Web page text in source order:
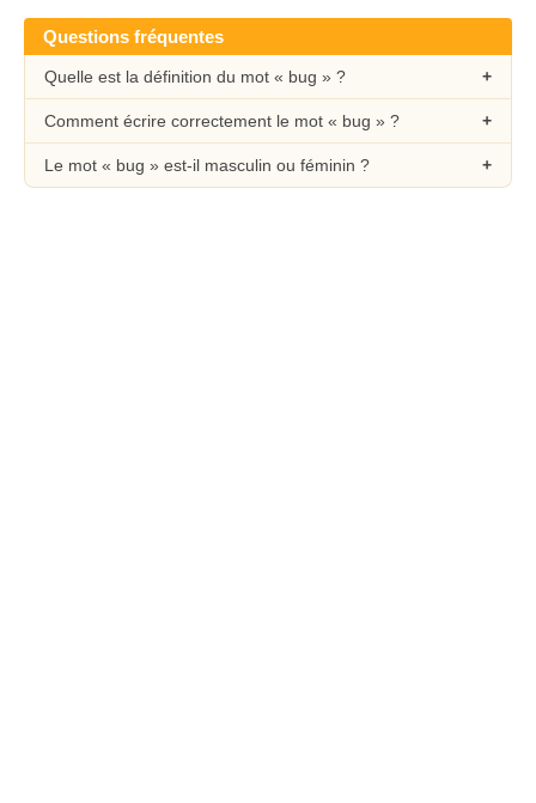
Questions fréquentes
Quelle est la définition du mot « bug » ?
Comment écrire correctement le mot « bug » ?
Le mot « bug » est-il masculin ou féminin ?